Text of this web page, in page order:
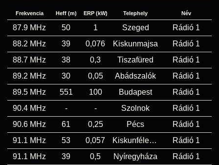
Frekvencia Heff (m) ERP (kW) Telephely Név
87.9 MHz 50 1 Szeged
Rádió 1
88.2 MHz
39 0,076 Kiskunmajsa
Rádió 1
88.7 MHz
38 0,3 Tiszafüred
Rádió 1
89.2 MHz
30 0,05 Abádszalók
Rádió 1
89.5 MHz
551 100 Budapest
Rádió 1
90.4 MHz
- - Szolnok
Rádió 1
90.6 MHz
61 0,25 Pécs
Rádió 1
91.1 MHz
53 0,057 Kiskunfélegyháza
Rádió 1
91.1 MHz
39 0,5 Nyíregyháza
Rádió 1